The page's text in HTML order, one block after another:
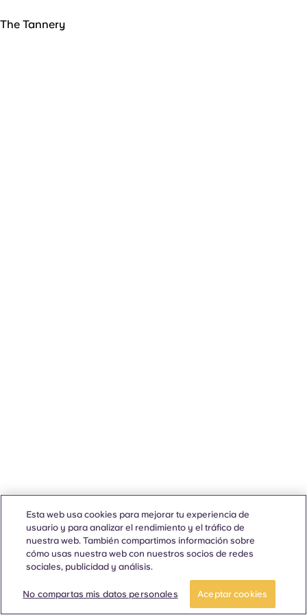
The Tannery
Esta web usa cookies para mejorar tu experiencia de
usuario y para analizar el rendimiento y el tráfico de
nuestra web. También compartimos información sobre
cómo usas nuestra web con nuestros socios de redes
sociales, publicidad y análisis.
No compartas mis datos personales Aceptar cookies